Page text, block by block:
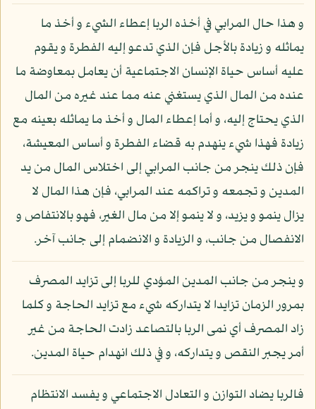
و هذا حال المرابي في أخذه الربا إعطاء الشيء و أخذ ما
يماثله و زيادة بالأجل فإن الذي تدعو إليه الفطرة و يقوم
عليه أساس حياة الإنسان الاجتماعية أن يعامل بمعاوضة ما
عنده من المال الذي يستغني عنه مما عند غيره من المال
الذي يحتاج إليه، و أما إعطاء المال و أخذ ما يماثله بعينه مع
زيادة فهذا شيء ينهدم به قضاء الفطرة و أساس المعيشة،
فإن ذلك ينجر من جانب المرابي إلى اختلاس المال من يد
المدين و تجمعه و تراكمه عند المرابي، فإن هذا المال لا
يزال ينمو و يزيد، و لا ينمو إلا من مال الغير، فهو بالانتفاص و
الانفصال من جانب، و الزيادة و الانضمام إلى جانب آخر.
و ينجر من جانب المدين المؤدي للربا إلى تزايد المصرف
بمرور الزمان تزايدا لا يتداركه شيء مع تزايد الحاجة و كلما
زاد المصرف أي نمى الربا بالتصاعد زادت الحاجة من غير
أمر يجبر النقص و يتداركه، و في ذلك انهدام حياة المدين.
فالربا يضاد التوازن و التعادل الاجتماعي و يفسد الانتظام